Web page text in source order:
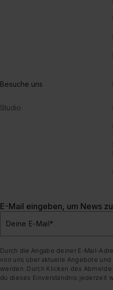
Besuche uns
Studio
E-Mail eingeben, um News
Deine E-Mail*
Durch die Angabe deiner E-Mail-
von uns über aktuelle Angebote
werden. Durch Klicken des
du dieses Einverständnis jederzeit